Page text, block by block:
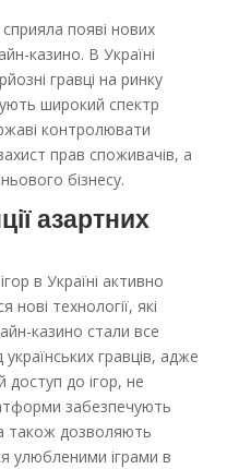
сприяла появі нових
казино. В Україні
гравці на ринку
широкий спектр
контролювати
прав споживачів, а
бізнесу.
азартних
в Україні активно
нові технології, які
казино стали все
гравців, адже
до ігор, не
забезпечують
також дозволяють
улюбленими іграми в